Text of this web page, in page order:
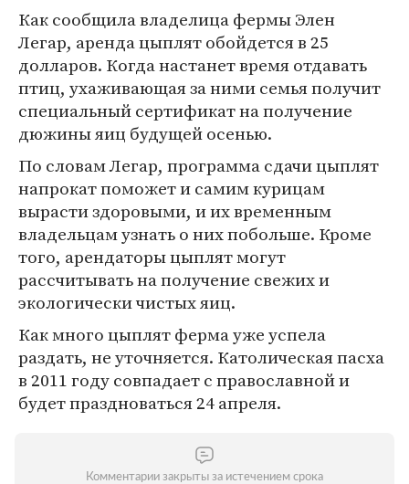
Как сообщила владелица фермы Элен
Легар, аренда цыплят обойдется в 25
долларов. Когда настанет время отдавать
птиц, ухаживающая за ними семья получит
специальный сертификат на получение
дюжины яиц будущей осенью.
По словам Легар, программа сдачи цыплят
напрокат поможет и самим курицам
вырасти здоровыми, и их временным
владельцам узнать о них побольше. Кроме
того, арендаторы цыплят могут
рассчитывать на получение свежих и
экологически чистых яиц.
Как много цыплят ферма уже успела
раздать, не уточняется. Католическая пасха
в 2011 году совпадает с православной и
будет праздноваться 24 апреля.
Комментарии закрыты за истечением срока